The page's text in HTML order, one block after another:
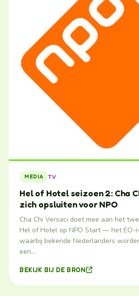
MEDIA TV
Hel of Hotel seizoen 2: Cha
zich opsluiten voor NPO
Cha Chi Versaci doet mee aan het
Hel of Hotel op NPO Start — het EO-
waarbij bekende Nederlanders
een…
BEKIJK BIJ DE BRON